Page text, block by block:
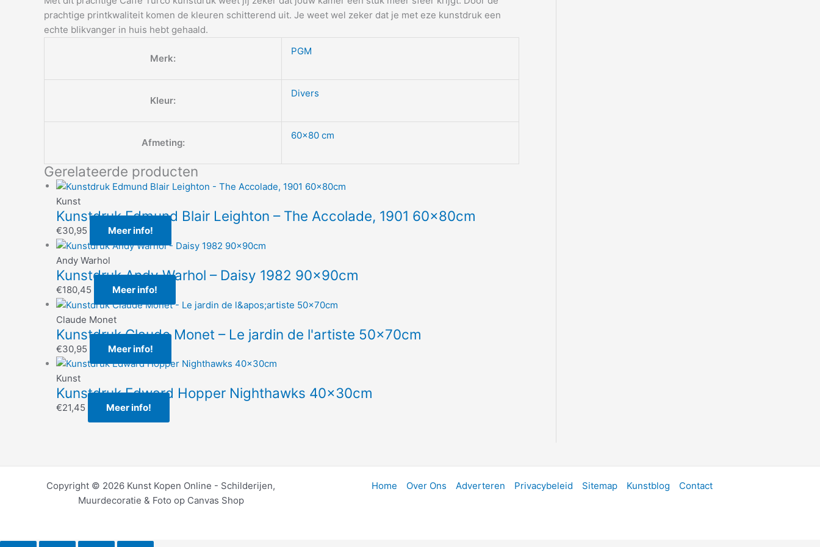
prachtige printkwaliteit komen de kleuren schitterend uit. Je weet wel zeker dat je met eze kunstdruk een
echte blikvanger in huis hebt gehaald.
Merk:
PGM
Kleur:
Divers
Afmeting:
60×80 cm
Gerelateerde producten
Kunst
Kunstdruk Edmund Blair Leighton – The Accolade, 1901 60x80cm
€30,95 Meer info!
Andy Warhol
Kunstdruk Andy Warhol – Daisy 1982 90x90cm
€180,45 Meer info!
Claude Monet
Kunstdruk Claude Monet – Le jardin de l'artiste 50x70cm
€30,95 Meer info!
Kunst
Kunstdruk Edward Hopper Nighthawks 40x30cm
€21,45 Meer info!
Copyright © 2026 Kunst Kopen Online - Schilderijen,
Muurdecoratie & Foto op Canvas Shop
Home Over Ons Adverteren Privacybeleid Sitemap Kunstblog Contact